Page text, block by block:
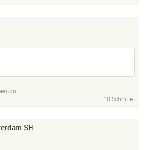
10 Schnitte
SH